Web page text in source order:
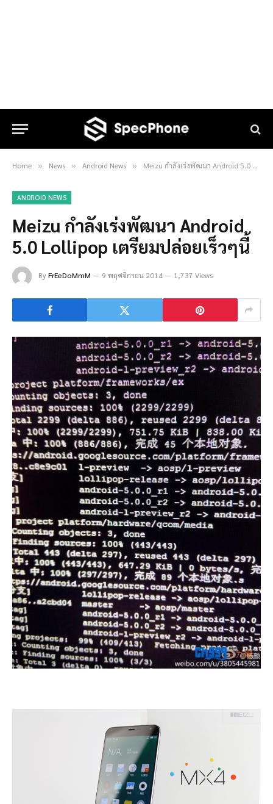
Home » News » Android News » Meizu กำลังเร่งพัฒนา Android 5.0 Lollipop เตรียมปล่อยเร็วๆนี้
ANDROID NEWS
Meizu กำลังเร่งพัฒนา Android
5.0 Lollipop เตรียมปล่อยเร็วๆนี้
ByFrEeDoMmM 9 พฤศจิกายน 2014 1,737 Views